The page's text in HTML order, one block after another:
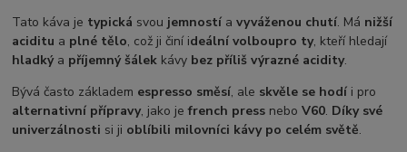
Tato káva je typická svou jemností avyváženou chutí. Má nižší
aciditu a plné tělo, což ji činí ideální volboupro ty, kteří hledají
hladkýa příjemný šálek kávy bez příliš výrazné acidity.
Bývá často základem espresso směsí, ale skvěle se hodí i pro
alternativní přípravy, jako jefrench press neboV60. Díky své
univerzálnosti si ji oblíbili milovníci kávy po celém světě.